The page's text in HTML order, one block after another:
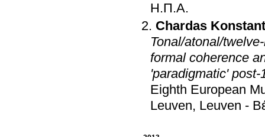
Η.Π.Α.
Chardas
Tonal/atonal/
formal coherence
'paradigmatic'
Eighth European
Leuven, Leuven -